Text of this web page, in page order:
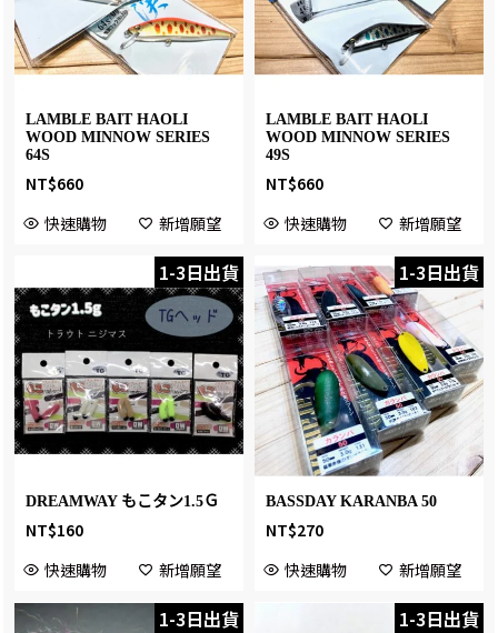
LAMBLE BAIT HAOLI
WOOD MINNOW SERIES
64S
NT$660
快速購物
新增願望
LAMBLE BAIT HAOLI
WOOD MINNOW SERIES
49S
NT$660
快速購物
新增願望
1-3日出貨
DREAMWAY もこタン1.5Ｇ
NT$160
快速購物
新增願望
1-3日出貨
BASSDAY KARANBA 50
NT$270
快速購物
新增願望
1-3日出貨 1-3日出貨